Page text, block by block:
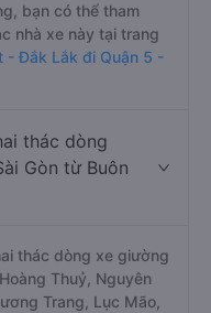
bạn có thể tham
nhà xe này tại trang
- Đắk Lắk đi Quận 5 -
thác dòng
Gòn từ Buôn
thác dòng xe giường
Thuỷ, Nguyên
Trang, Lục Mão,